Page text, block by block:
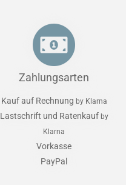
Zahlungsarten
Kauf auf Rechnung by Klarna
Lastschrift und Ratenkauf by
Klarna
Vorkasse
PayPal